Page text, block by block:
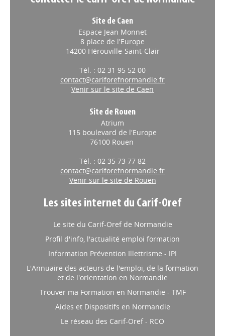
Site de Caen
Espace Jean Monnet
8 place de l'Europe
14200 Hérouville-Saint-Clair
Tél. : 02 31 95 52 00
contact@cariforefnormandie.fr
Venir sur le site de Caen
Site de Rouen
Atrium
115 boulevard de l'Europe
76100 Rouen
Tél. : 02 35 73 77 82
contact@cariforefnormandie.fr
Venir sur le site de Rouen
Les sites internet du Carif-Oref
Le site du Carif-Oref de Normandie
Profil d'info, l'actualité emploi formation
Information Prévention Illettrisme - IPI
L'Annuaire des acteurs de l'emploi, de la formation
et de l'orientation en Normandie
Trouver ma Formation en Normandie - TMF
Aides et Dispositifs en Normandie
Le réseau des Carif-Oref - RCO